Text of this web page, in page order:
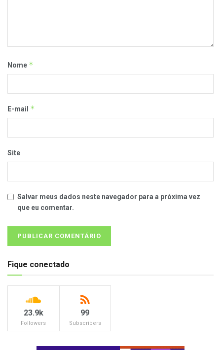
Nome *
E-mail *
Site
Salvar meus dados neste navegador para a próxima vez
que eu comentar.
Fique conectado
23.9k
Followers
99
Subscribers